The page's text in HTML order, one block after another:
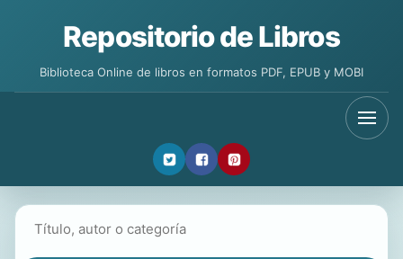
Repositorio de Libros
Biblioteca Online de libros en formatos PDF, EPUB y MOBI